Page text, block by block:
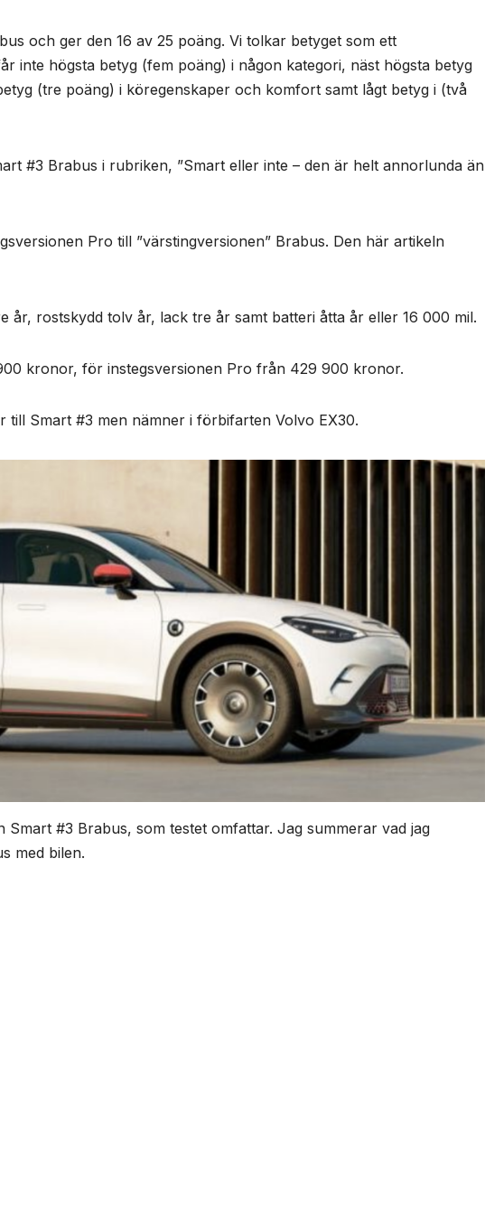
och ger den 16 av 25 poäng. Vi tolkar betyget som ett
inte högsta betyg (fem poäng) i någon kategori, näst högsta betyg
(tre poäng) i köregenskaper och komfort samt lågt betyg i (två
#3 Brabus i rubriken, ”Smart eller inte – den är helt annorlunda än
Pro till ”värstingversionen” Brabus. Den här artikeln
år, rostskydd tolv år, lack tre år samt batteri åtta år eller 16 000 mil.
kronor, för instegsversionen Pro från 429 900 kronor.
Smart #3 men nämner i förbifarten Volvo EX30.
Smart #3 Brabus, som testet omfattar. Jag summerar vad jag
med bilen.